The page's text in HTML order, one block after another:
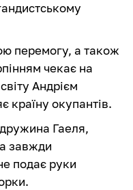
перемогу, а також
чекає на
Андрієм
країну окупантів.
Гаеля,
завжди
подає руки